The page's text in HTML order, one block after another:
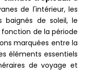
de l'intérieur, les
baignés de soleil, le
de la période
marquées entre la
éléments essentiels
de voyage et